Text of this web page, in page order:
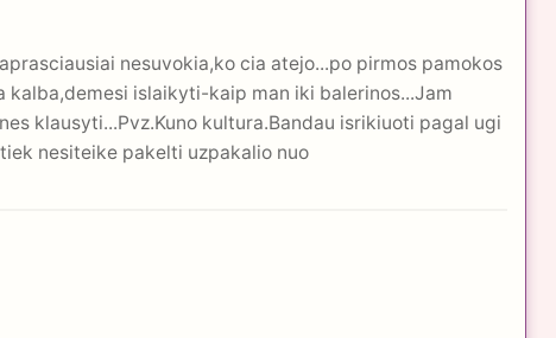
nesuvokia,ko cia atejo...po pirmos pamokos
islaikyti-kaip man iki balerinos...Jam
klausyti...Pvz.Kuno kultura.Bandau isrikiuoti pagal ugi
nesiteike pakelti uzpakalio nuo